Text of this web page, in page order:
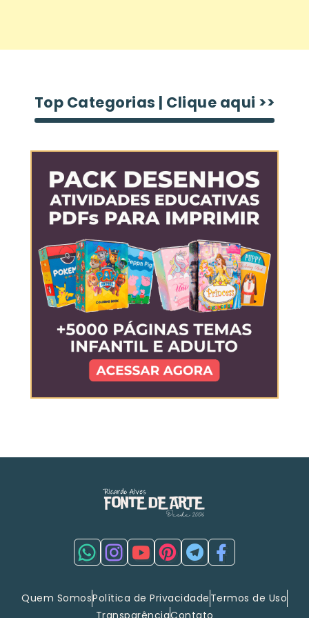
Top Categorias | Clique aqui >>
Quem SomosPolítica de Privacidade Termos de Uso